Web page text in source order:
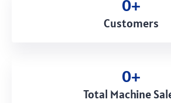
Customers
0+
Total Machine
0+